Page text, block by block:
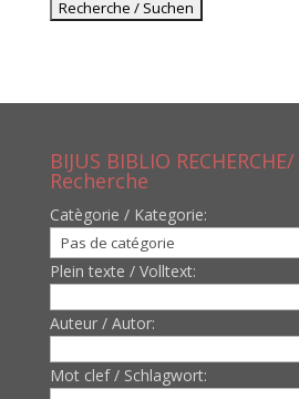
BIJUS BIBLIO
Recherche
Catègorie / Kategorie:
Plein texte / Volltext:
Auteur / Autor:
Mot clef / Schlagwort: